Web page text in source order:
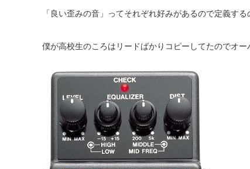
「良い歪みの音」ってそれぞれ好みがあるので定義する
僕が高校生のころはリードばかりコピーしてたのでオ